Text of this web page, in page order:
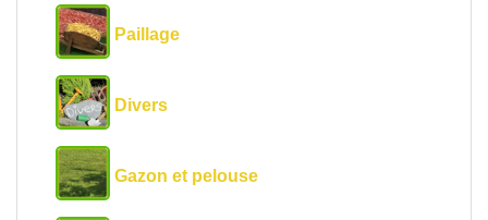
Paillage
Divers
Gazon et pelouse